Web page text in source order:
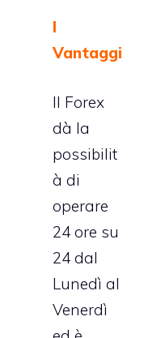
I
Vantaggi
Il Forex
dà la
possibilit
à di
operare
24 ore su
24 dal
Lunedì al
Venerdì